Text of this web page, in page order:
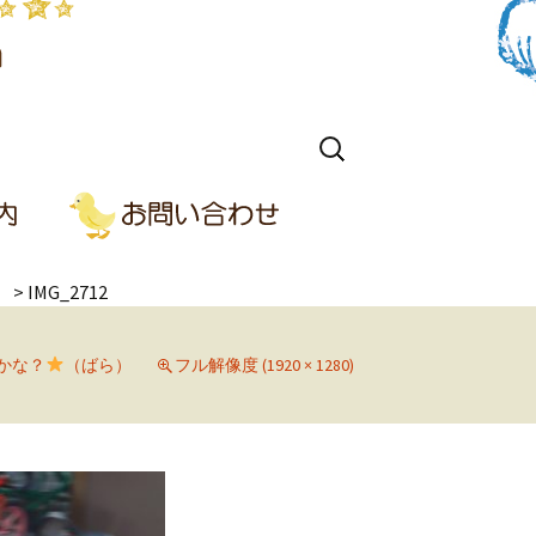
検
> IMG_2712
な？ （ばら） フル解像度 (1920 × 1280)